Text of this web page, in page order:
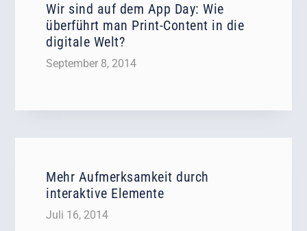
Wir sind auf dem App Day: Wie
überführt man Print-Content in die
digitale Welt?
September 8, 2014
Mehr Aufmerksamkeit durch
interaktive Elemente
Juli 16, 2014